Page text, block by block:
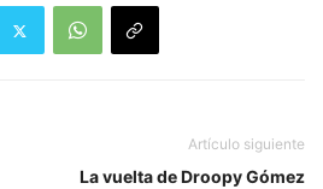
Artículo siguiente
La vuelta de Droopy Gómez